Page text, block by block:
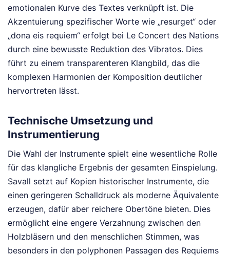
emotionalen Kurve des Textes verknüpft ist. Die
Akzentuierung spezifischer Worte wie „resurget“ oder
„dona eis requiem“ erfolgt bei Le Concert des Nations
durch eine bewusste Reduktion des Vibratos. Dies
führt zu einem transparenteren Klangbild, das die
komplexen Harmonien der Komposition deutlicher
hervortreten lässt.
Technische Umsetzung und
Instrumentierung
Die Wahl der Instrumente spielt eine wesentliche Rolle
für das klangliche Ergebnis der gesamten Einspielung.
Savall setzt auf Kopien historischer Instrumente, die
einen geringeren Schalldruck als moderne Äquivalente
erzeugen, dafür aber reichere Obertöne bieten. Dies
ermöglicht eine engere Verzahnung zwischen den
Holzbläsern und den menschlichen Stimmen, was
besonders in den polyphonen Passagen des Requiems